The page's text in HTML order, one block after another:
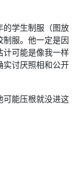
的学生制服（图放
服。他一定是因
计可能是像我一样
实讨厌照相和公开
可能压根就没进这